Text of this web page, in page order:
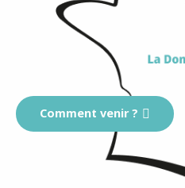
Comment venir ?